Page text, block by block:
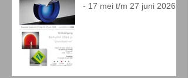
- 17 mei t/m 27 juni 2026